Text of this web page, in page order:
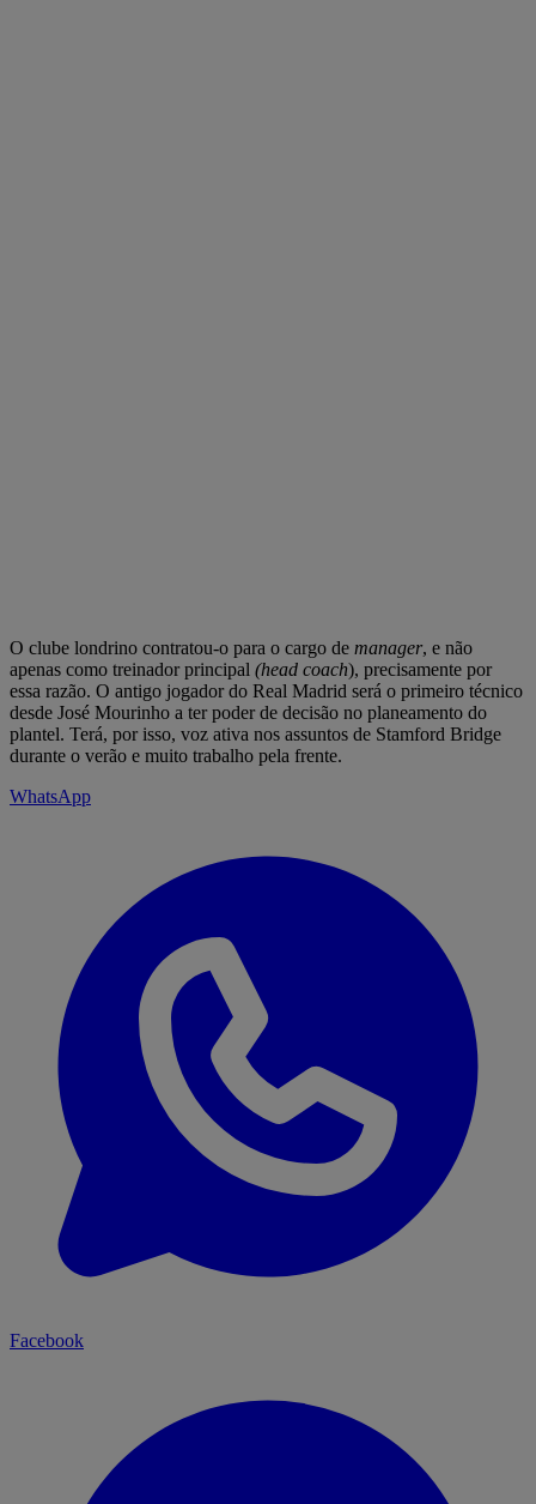
O clube londrino contratou-o para o cargo de manager, e não
apenas como treinador principal (head coach), precisamente por
essa razão. O antigo jogador do Real Madrid será o primeiro técnico
desde José Mourinho a ter poder de decisão no planeamento do
plantel. Terá, por isso, voz ativa nos assuntos de Stamford Bridge
durante o verão e muito trabalho pela frente.
WhatsApp
Facebook